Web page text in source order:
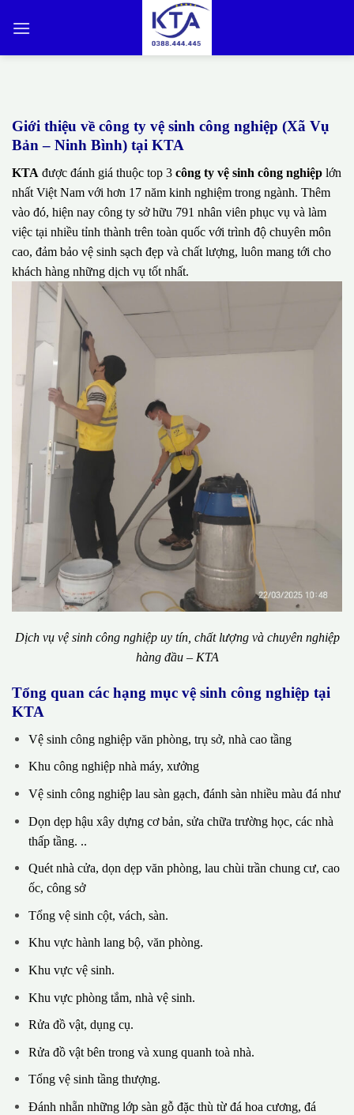
qua
Giới thiệu về công ty vệ sinh công nghiệp (Xã Vụ
Bản – Ninh Bình) tại KTA
KTA được đánh giá thuộc top 3 công ty vệ sinh công nghiệp lớn
nhất Việt Nam với hơn 17 năm kinh nghiệm trong ngành. Thêm
vào đó, hiện nay công ty sở hữu 791 nhân viên phục vụ và làm
việc tại nhiều tỉnh thành trên toàn quốc với trình độ chuyên môn
cao, đảm bảo vệ sinh sạch đẹp và chất lượng, luôn mang tới cho
khách hàng những dịch vụ tốt nhất.
Dịch vụ vệ sinh công nghiệp uy tín, chất lượng và chuyên nghiệp
hàng đầu – KTA
Tổng quan các hạng mục vệ sinh công nghiệp tại
KTA
Vệ sinh công nghiệp văn phòng, trụ sở, nhà cao tầng
Khu công nghiệp nhà máy, xưởng
Vệ sinh công nghiệp lau sàn gạch, đánh sàn nhiều màu đá như
Dọn dẹp hậu xây dựng cơ bản, sửa chữa trường học, các nhà
thấp tầng. ..
Quét nhà cửa, dọn dẹp văn phòng, lau chùi trần chung cư, cao
ốc, công sở
Tổng vệ sinh cột, vách, sàn.
Khu vực hành lang bộ, văn phòng.
Khu vực vệ sinh.
Khu vực phòng tắm, nhà vệ sinh.
Rửa đồ vật, dụng cụ.
Rửa đồ vật bên trong và xung quanh toà nhà.
Tổng vệ sinh tầng thượng.
Đánh nhẵn những lớp sàn gỗ đặc thù từ đá hoa cương, đá